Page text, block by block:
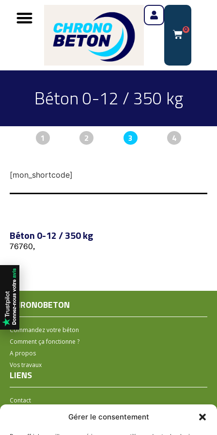
Gérer le consentement
0
Béton 0-12 / 350 kg
1 2 3 4
[mon_shortcode]
Béton 0-12 / 350 kg
76760,
CHRONOBETON
Commandez votre béton
Comment ça fonctionne ?
A propos
Vos travaux
LIENS
Contact